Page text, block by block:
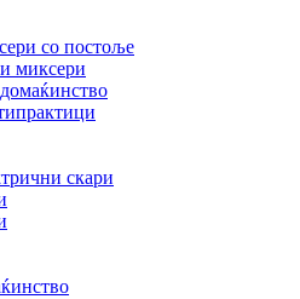
со постоље
миксери
скари